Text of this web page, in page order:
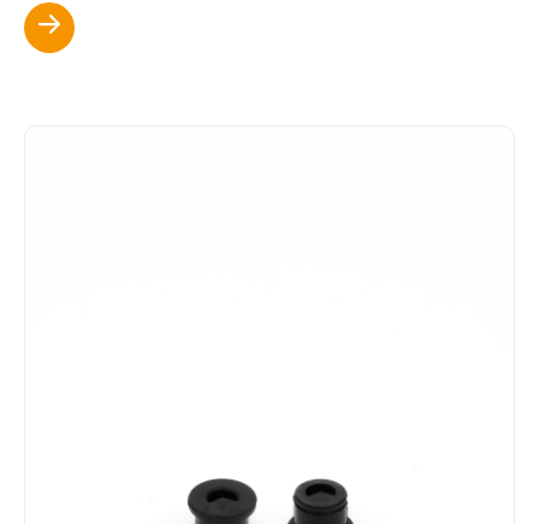
Scopri di più